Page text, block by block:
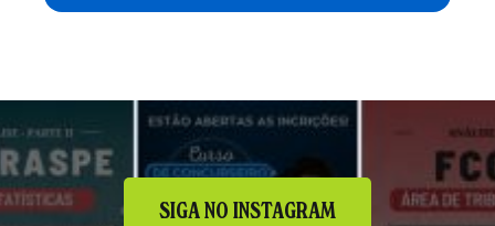
SIGA NO INSTAGRAM